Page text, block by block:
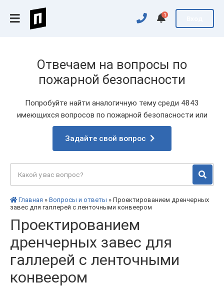
1
Отвечаем на вопросы по
пожарной безопасности
Попробуйте найти аналогичную тему среди 4843
имеющихся вопросов по пожарной безопасности или
Задайте свой вопрос
Главная » Вопросы и ответы » Проектированием дренчерных
завес для галлерей с ленточными конвеером
Проектированием
дренчерных завес для
галлерей с ленточными
конвеером